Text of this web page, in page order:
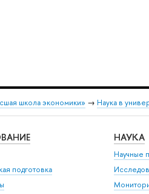
школа экономики» → Наука в
подготовка
НАУКА
Научные